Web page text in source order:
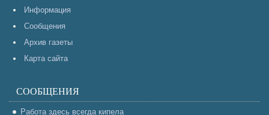
Информация
Сообщения
Архив газеты
Карта сайта
СООБЩЕНИЯ
Работа здесь всегда кипела